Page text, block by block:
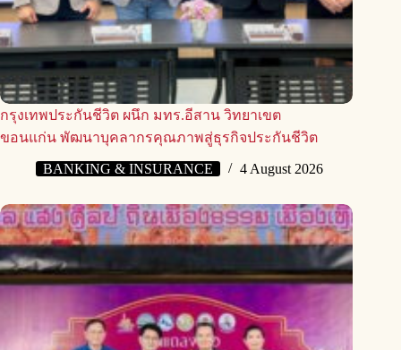
กรุงเทพประกันชีวิต ผนึก มทร.อีสาน วิทยาเขต
ขอนแก่น พัฒนาบุคลากรคุณภาพสู่ธุรกิจประกันชีวิต
BANKING & INSURANCE 4 August 2026